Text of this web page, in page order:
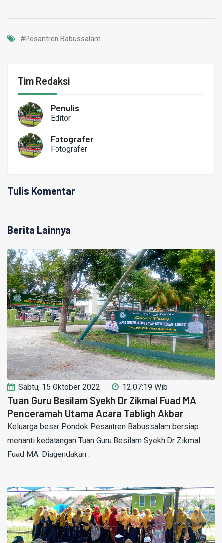
#Pesantren Babussalam
Tim Redaksi
Penulis
Editor
Fotografer
Fotografer
Tulis Komentar
Berita Lainnya
Sabtu, 15 Oktober 2022 12:07:19 Wib
Tuan Guru Besilam Syekh Dr Zikmal Fuad MA
Penceramah Utama Acara Tabligh Akbar
Keluarga besar Pondok Pesantren Babussalam bersiap
menanti kedatangan Tuan Guru Besilam Syekh Dr Zikmal
Fuad MA. Diagendakan .